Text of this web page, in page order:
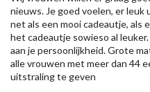
nieuws. Je goed voelen, er leuk
net als een mooi cadeautje, als
het cadeautje sowieso al
aan je persoonlijkheid. Grote
alle vrouwen met meer dan 44
uitstraling te geven